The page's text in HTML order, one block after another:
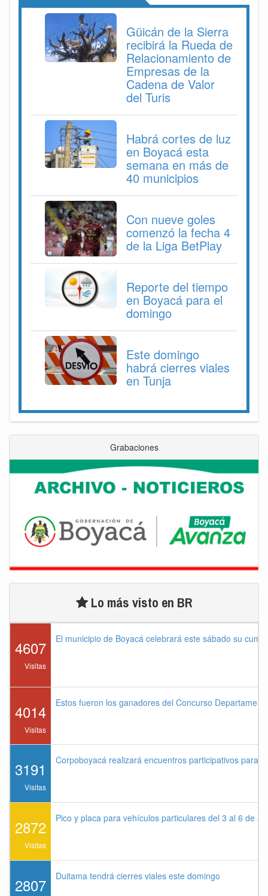
Güicán de la Sierra
recibirá la Rueda de
Relacionamiento de
Empresas de la
Cadena de Valor
del Turis
Habrá cortes de luz
en Boyacá esta
semana en más de
40 municipios
Con nueve goles
comenzó la fecha 4
de la Liga BetPlay
Reporte del tiempo
en Boyacá para el
domingo
Este domingo
habrá cierres viales
en Tunja
Grabaciones
Lo más visto en BR
4607
Visitas
El municipio de Boyacá celebrará este sábado su
4014
Visitas
Estos fueron los ganadores del Concurso
3191
Visitas
Corpoboyacá realizará encuentros participativos para
2872
Visitas
Pico y placa para vehículos particulares del 3 al 6 de
2807 Duitama tendrá cierres viales este domingo